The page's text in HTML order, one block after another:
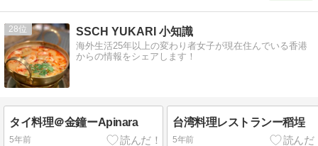
28 SSCH YUKARI 小知識
海外生活25年以上の変わり者女子が現在住んでいる香港
からの情報をシェアします！
タイ料理＠金鐘ーApinara
5年前
台湾料理レストランー稻埕
5年前